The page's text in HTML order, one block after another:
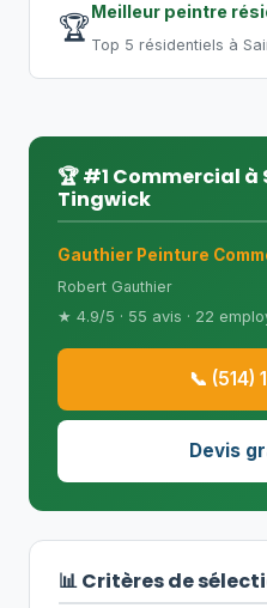
🏆Meilleur peintre
Top 5 résidentiels à
🏆 #1 Commercial
Tingwick
Gauthier Peinture
Robert Gauthier
★ 4.9/5 · 55 avis · 22
📞 (514)
Devis
📊 Critères de